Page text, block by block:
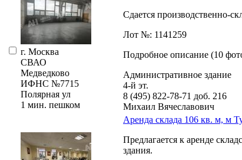
г. Москва
СВАО
Медведково
ИФНС №7715
Полярная ул
1 мин. пешком
Сдается производственно-
Лот №: 1141259
Подробное описание (10
Административное здание
4-й эт.
8 (495) 822-78-71 доб. 216
Михаил Вячеславович
Аренда склада 106 кв. м, м
Предлагается к аренде
здания.